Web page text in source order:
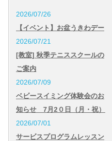
2026/07/26
【イベント】お盆うきわデー
2026/07/21
[教室] 秋季テニススクールの
ご案内
2026/07/09
ベビースイミング体験会のお
知らせ 7月2０日（月・祝）
2026/07/01
サービスプログラムレッスン